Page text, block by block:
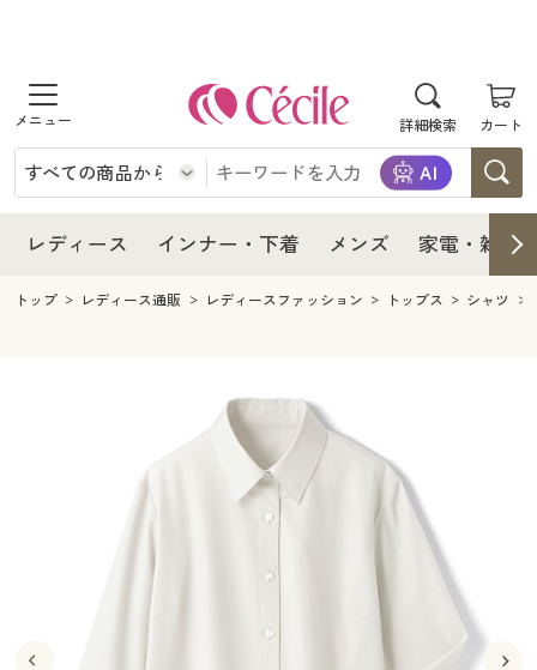
詳細検索 カート
商品を探す
レディース
レディースファッション
インナー・下着
インナー・下着通販すべて
メンズ
キッチン・雑貨・日用品
寝具・インテリア・家具
寝具・インテリア・家具通販すべて
美容・健康通販すべて
制服・スクール
レディース インナー・下着 メンズ 家電・雑貨
レディース
レディース通販すべて
レディースファッション
インナー・下着
インナー・下着通販すべて
ジュニア・ティーンズ下着
メンズ
キッチン・雑貨・日用品
寝具・インテリア・家具通販すべて
カーテン・ラグ・ファブリック
美容・健康通販すべて
美容・健康・サプリメント
制服・スクール
制服・スクールすべて
トップ レディース通販 レディースファッション トップス シャツ